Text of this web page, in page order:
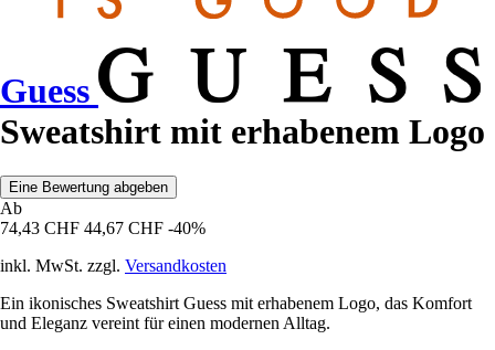
Guess
Sweatshirt mit erhabenem Logo
Eine Bewertung abgeben
Ab
74,43 CHF 44,67 CHF -40%
inkl. MwSt. zzgl. Versandkosten
Ein ikonisches Sweatshirt Guess mit erhabenem Logo, das Komfort
und Eleganz vereint für einen modernen Alltag.